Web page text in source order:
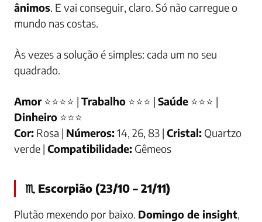
ânimos. E vai conseguir, claro. Só não carregue o
mundo nas costas.
Às vezes a solução é simples: cada um no seu
quadrado.
Amor⭐⭐⭐⭐ | Trabalho ⭐⭐⭐ | Saúde ⭐⭐⭐ |
Dinheiro ⭐⭐⭐
Cor: Rosa | Números:14, 26, 83 | Cristal: Quartzo
verde | Compatibilidade: Gêmeos
♏ Escorpião (23/10 – 21/11)
Plutão mexendo por baixo. Domingo de insight,